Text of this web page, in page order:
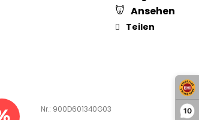
10
Ansehen
Teilen
Art.-Nr.: 900D601340G03